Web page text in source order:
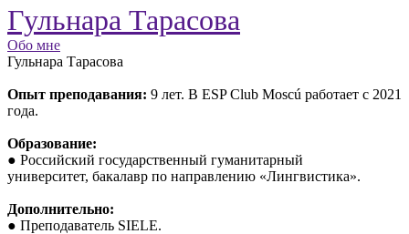
Гульнара Тарасова
Обо мне
Гульнара Тарасова
Опыт преподавания: 9 лет. В ESP Club Moscú работает с 2021
года.
Образование:
● Российский государственный гуманитарный
университет, бакалавр по направлению «Лингвистика».
Дополнительно:
● Преподаватель SIELE.